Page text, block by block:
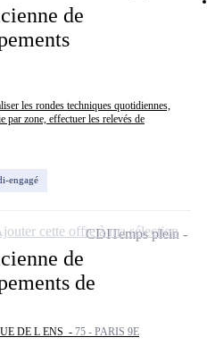
de
les rondes techniques quotidiennes,
par zone, effectuer les relevés de
engagé
de
de
DE L ENS - 75 - PARIS 9E
CDITemps plein
cette offre à ma sélection